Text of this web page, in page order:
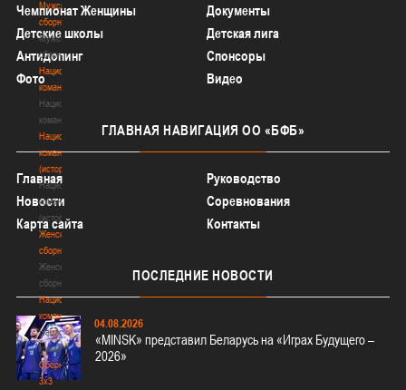
Мужские
сборные
Мужские
сборные
Национальная
команда
Национальная
команда
Национальная
команда
(история)
Национальная
команда
(история)
Женские
сборные
Женские
сборные
Национальная
команда
Национальная
команда
Сборные
3х3
Чемпионат Женщины
Документы
Детские школы
Детская лига
Антидопинг
Спонсоры
Фото
Видео
ГЛАВНАЯ НАВИГАЦИЯ ОО «БФБ»
Главная
Руководство
Новости
Соревнования
Карта сайта
Контакты
ПОСЛЕДНИЕ НОВОСТИ
04.08.2026
«MINSK» представил Беларусь на «Играх Будущего –
2026»